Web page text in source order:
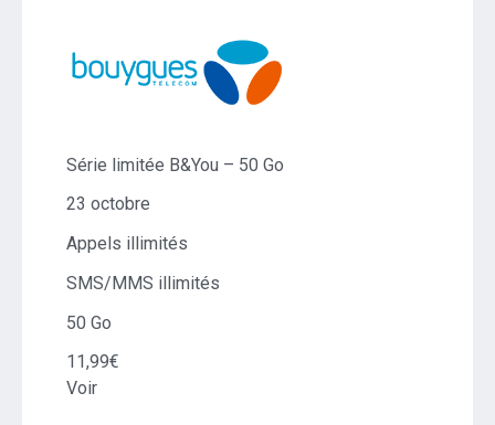
Série limitée B&You – 50 Go
23 octobre
Appels illimités
SMS/MMS illimités
50 Go
11,99€
Voir